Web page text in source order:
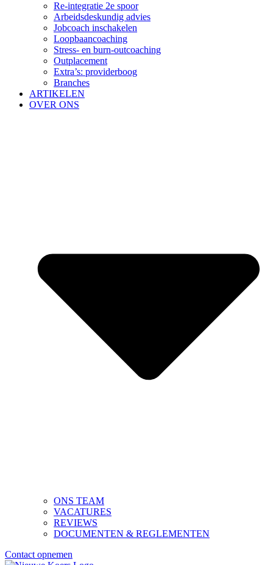
Re-integratie 2e spoor
Arbeidsdeskundig advies
Jobcoach inschakelen
Loopbaancoaching
Stress- en burn-outcoaching
Outplacement
Extra’s: providerboog
Branches
ARTIKELEN
OVER ONS
ONS TEAM
VACATURES
REVIEWS
DOCUMENTEN & REGLEMENTEN
Contact opnemen